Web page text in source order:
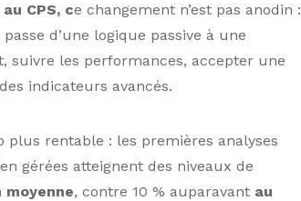
CPS, ce changement n’est pas anodin :
d’une logique passive à une
suivre les performances, accepter une
indicateurs avancés.
plus rentable : les premières analyses
gérées atteignent des niveaux de
moyenne, contre 10 % auparavant au